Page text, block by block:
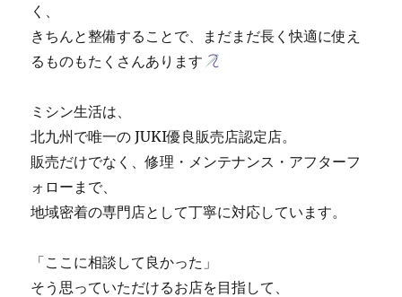
く、
きちんと整備することで、まだまだ長く快適に使え
るものもたくさんあります
ミシン生活は、
北九州で唯一の JUKI優良販売店認定店。
販売だけでなく、修理・メンテナンス・アフターフ
ォローまで、
地域密着の専門店として丁寧に対応しています。
「ここに相談して良かった」
そう思っていただけるお店を目指して、